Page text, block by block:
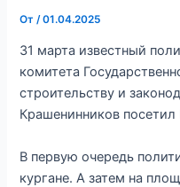
От /01.04.2025
31 марта известный
комитета
строительству и
Крашенинников посетил
В первую очередь
кургане. А затем на